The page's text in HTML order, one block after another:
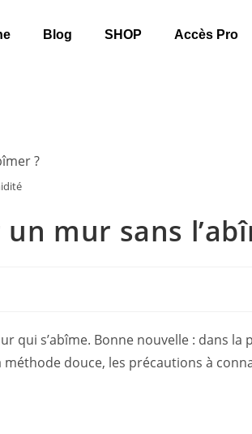
Blog SHOP Accès Pro
mur sans
s’abîme. Bonne nouvelle : dans la
douce, les précautions à